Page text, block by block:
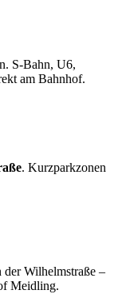
S-Bahn, U6,
am Bahnhof.
. Kurzparkzonen
der Wilhelmstraße –
Meidling.